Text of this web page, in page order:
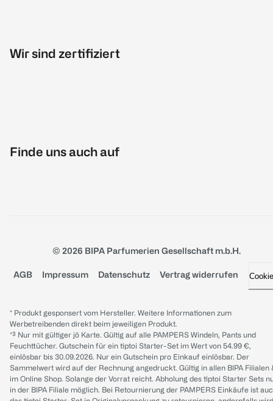
Wir sind zertifiziert
Finde uns auch auf
© 2026 BIPA Parfumerien Gesellschaft m.b.H.
AGB Impressum Datenschutz Vertrag widerrufen
* Produkt gesponsert vom Hersteller. Weitere Informationen zum
Werbetreibenden direkt beim jeweiligen Produkt.
*³ Nur mit gültiger jö Karte. Gültig auf alle PAMPERS Windeln, Pants und
Feuchttücher. Gutschein für ein tiptoi Starter-Set im Wert von 54.99 €,
einlösbar bis 30.09.2026. Nur ein Gutschein pro Einkauf einlösbar. Der
Sammelwert wird auf der Rechnung angedruckt. Gültig in allen BIPA Filialen
im Online Shop. Solange der Vorrat reicht. Abholung des tiptoi Starter Sets
in der BIPA Filiale möglich. Bei Retournierung der PAMPERS Einkäufe ist